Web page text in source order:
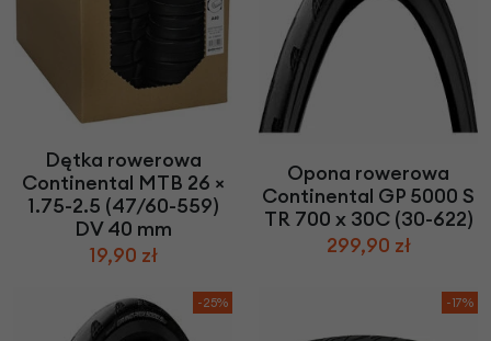
Dętka rowerowa
Continental MTB 26 ×
1.75-2.5 (47/60-559)
DV 40 mm
19,90 zł
Opona rowerowa
Continental GP 5000 S
TR 700 x 30C (30-622)
299,90 zł
-25% -17%